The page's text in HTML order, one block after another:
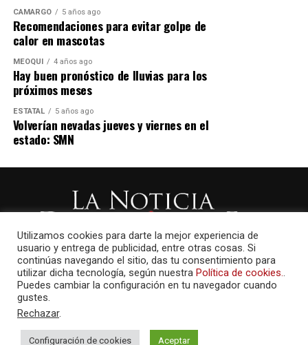
CAMARGO 5 años ago
Recomendaciones para evitar golpe de
calor en mascotas
MEOQUI 4 años ago
Hay buen pronóstico de lluvias para los
próximos meses
ESTATAL 5 años ago
Volverían nevadas jueves y viernes en el
estado: SMN
Utilizamos cookies para darte la mejor experiencia de
usuario y entrega de publicidad, entre otras cosas. Si
continúas navegando el sitio, das tu consentimiento para
utilizar dicha tecnología, según nuestra Política de cookies..
Puedes cambiar la configuración en tu navegador cuando
gustes.
Rechazar.
Configuración de cookies Aceptar